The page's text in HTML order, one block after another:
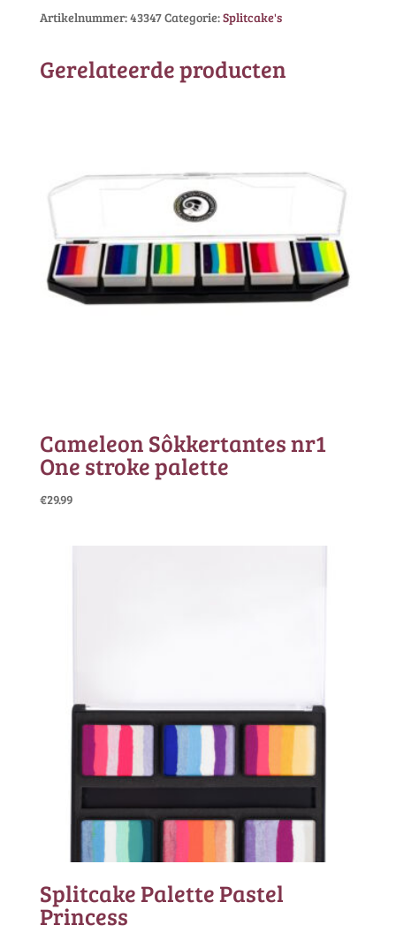
Artikelnummer:43347Categorie:Splitcake's
Gerelateerde producten
Cameleon Sôkkertantes nr1
One stroke palette
€29.99
Splitcake Palette Pastel
Princess